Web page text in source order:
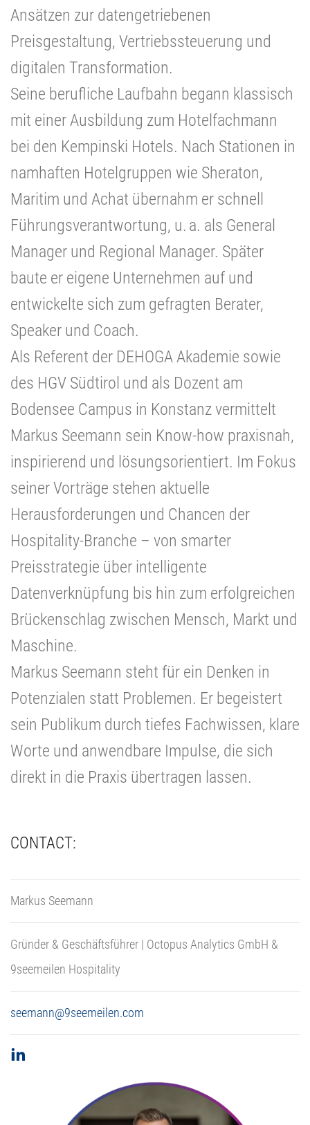
Ansätzen zur datengetriebenen
Preisgestaltung, Vertriebssteuerung und
digitalen Transformation.
Seine berufliche Laufbahn begann klassisch
mit einer Ausbildung zum Hotelfachmann
bei den Kempinski Hotels. Nach Stationen in
namhaften Hotelgruppen wie Sheraton,
Maritim und Achat übernahm er schnell
Führungsverantwortung, u. a. als General
Manager und Regional Manager. Später
baute er eigene Unternehmen auf und
entwickelte sich zum gefragten Berater,
Speaker und Coach.
Als Referent der DEHOGA Akademie sowie
des HGV Südtirol und als Dozent am
Bodensee Campus in Konstanz vermittelt
Markus Seemann sein Know-how praxisnah,
inspirierend und lösungsorientiert. Im Fokus
seiner Vorträge stehen aktuelle
Herausforderungen und Chancen der
Hospitality-Branche – von smarter
Preisstrategie über intelligente
Datenverknüpfung bis hin zum erfolgreichen
Brückenschlag zwischen Mensch, Markt und
Maschine.
Markus Seemann steht für ein Denken in
Potenzialen statt Problemen. Er begeistert
sein Publikum durch tiefes Fachwissen, klare
Worte und anwendbare Impulse, die sich
direkt in die Praxis übertragen lassen.
CONTACT:
Markus Seemann
Gründer & Geschäftsführer | Octopus Analytics GmbH &
9seemeilen Hospitality
seemann@9seemeilen.com